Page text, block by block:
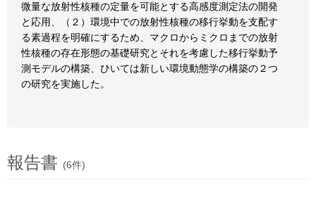
微量な放射性核種の定量を可能とする高感度測定法の開発
と応用、（２）環境中での放射性核種の移行挙動を支配す
る素過程を明確にするため、マクロからミクロまでの放射
性核種の存在形態の基礎研究とそれを考慮した移行挙動予
測モデルの構築、ひいては新しい環境動態学の構築の２つ
の研究を実施した。
報告書 (6件)